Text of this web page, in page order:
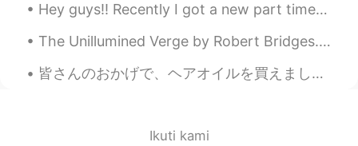
Hibiki 2020.10.12 10:49
JP EN
アメリカに留学したとき、よく生姜焼きを
作ってました。よかったら作ってみてくだ
Hey guys!! Recently I got a new part time job, so I’ve been quite busy. That being said, I’m sor...
The Unillumined Verge by Robert Bridges. To a Friend Dying. Part 2 of 3. We are almost there—o...
皆さんのおかげで、ヘアオイルを買えました。😁 一昨日イオンモールに行って、ヘアオイルを買おうとしたら、いっぱいあって、迷ってましたから、売り場の写真を撮って、昨日ハロートークで投稿しました。🤓...
Ikuti kami